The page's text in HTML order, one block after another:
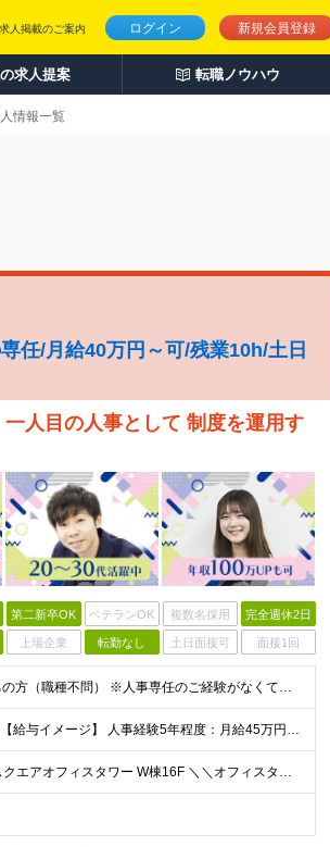
ログイン 新規会員登録
求人掲載のご案内
求人提案 転職ノウハウ
情報一覧
任/月給40万円～可/残業10h/土日
人目の人事として 制度を運用す
第二新卒OK ベテランOK 複数名採用 完全週休2日
上場企業 転勤なし 土日面接可 面接1回
■何らかの人事・採用に関する業務経験をお持ちの方（職種不問） ※人事専任のご経験がなくても構いません。 総務や経理と兼務などで採用や労務に携わっていたという方も歓迎します ■学歴不問 ＜こんな方
◆経験者の方 月給40万円～65万円＋賞与年2回 【給与イメージ】 人事経験5年程度：月給45万円～ ◆未経験の方 月給35万円～65万円＋賞与年2回 ※経験・スキルを考慮のうえ、優遇いたします
◆本社 └東京都中央区晴海1-8-8 晴海トリトンスクエアオフィスタワー W棟16F ＼＼オフィスタワー内には商業施設が多数併設／／ カフェやレストラン、コンビニやスーパー、 100円ショップなど様